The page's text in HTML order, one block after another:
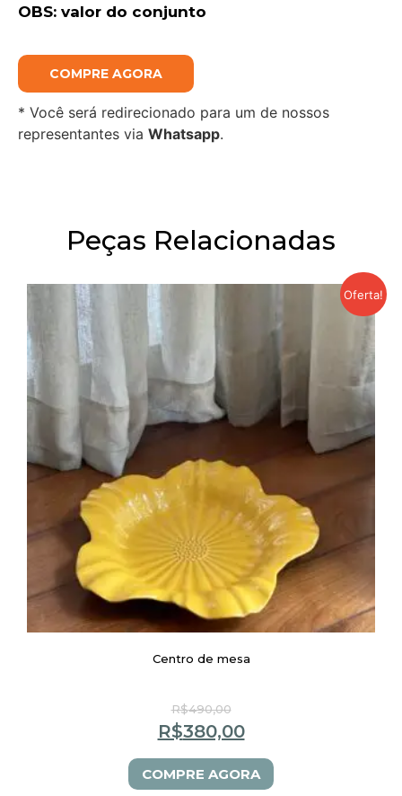
OBS: valor do conjunto
COMPRE AGORA
* Você será redirecionado para um de nossos
representantes via Whatsapp.
Peças Relacionadas
Oferta!
Centro de mesa
R$490,00
R$380,00
COMPRE AGORA